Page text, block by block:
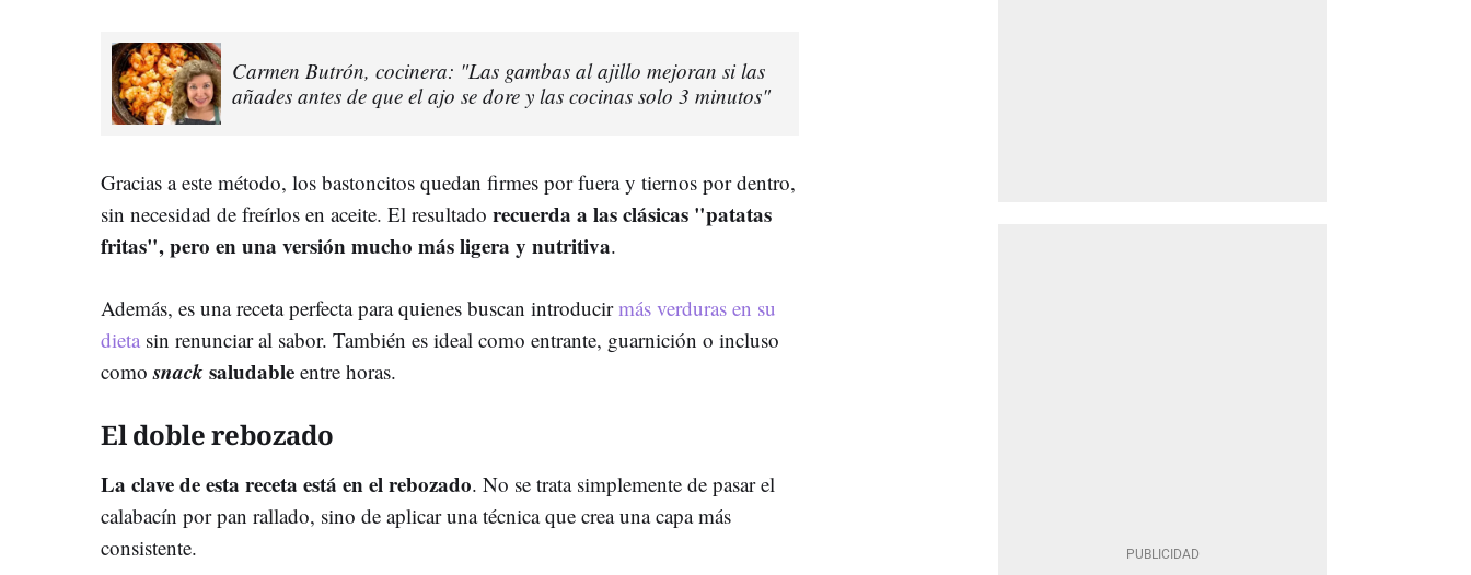
Carmen Butrón, cocinera: "Las gambas al ajillo mejoran si las
añades antes de que el ajo se dore y las cocinas solo 3 minutos"
Gracias a este método, los bastoncitos quedan firmes por fuera y tiernos por dentro,
sin necesidad de freírlos en aceite. El resultado recuerda a las clásicas "patatas
fritas", pero en una versión mucho más ligera y nutritiva.
Además, es una receta perfecta para quienes buscan introducirmás verduras en su
dieta sin renunciar al sabor. También es ideal como entrante, guarnición o incluso
comosnack saludable entre horas.
El doble rebozado
La clave de esta receta está en el rebozado. No se trata simplemente de pasar el
calabacín por pan rallado, sino de aplicar una técnica que crea una capa más
consistente.